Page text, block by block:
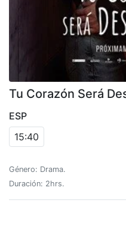
Tu Corazón Será
ESP
15:40
Género: Drama.
Duración: 2hrs.